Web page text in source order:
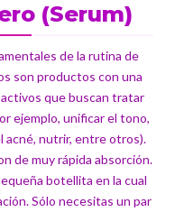
(Serum)
de la rutina de
son productos con una
que buscan tratar
ejemplo, unificar el tono,
acné, nutrir, entre otros).
de muy rápida absorción.
botellita en la cual
Sólo necesitas un par